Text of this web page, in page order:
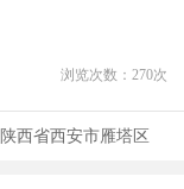
浏览次数： 270次
陕西省西安市雁塔区